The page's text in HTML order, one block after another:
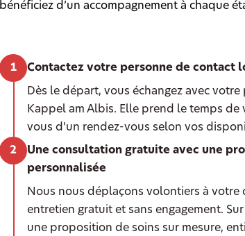
bénéficiez d’un accompagnement à chaque
Contactez votre personne de contact
Dès le départ, vous échangez avec
Kappel am Albis. Elle prend le temps
vous d’un rendez-vous selon vos
Une consultation gratuite avec une
personnalisée
Nous nous déplaçons volontiers à votre
entretien gratuit et sans engagement.
une proposition de soins sur mesure,